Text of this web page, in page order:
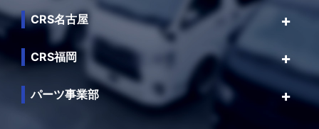
CRS名古屋
CRS福岡
パーツ事業部